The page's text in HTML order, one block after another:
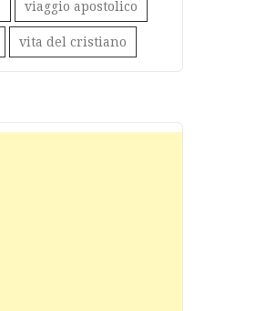
viaggio apostolico
vita del cristiano